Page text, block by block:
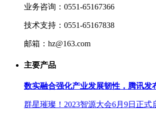
业务咨询：0551-65167366
技术支持：0551-65167838
邮箱：hz@163.com
主要产品
数实融合强化产业发展韧性，腾讯发
群星璀璨！2023智源大会6月9日正式